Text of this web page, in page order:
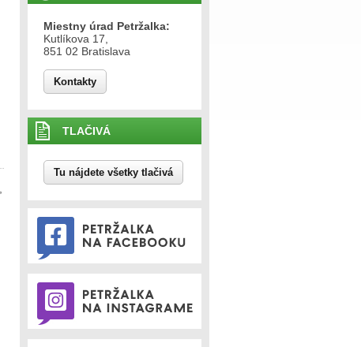
Miestny úrad Petržalka:
Kutlíkova 17,
851 02 Bratislava
Kontakty
TLAČIVÁ
Tu nájdete všetky tlačivá